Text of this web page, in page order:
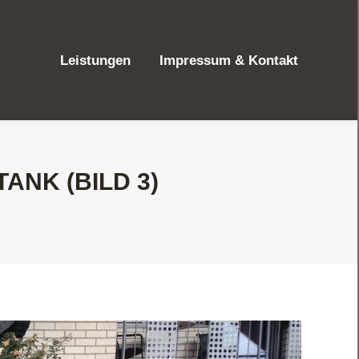
Leistungen Impressum & Kontakt
(BILD 3)